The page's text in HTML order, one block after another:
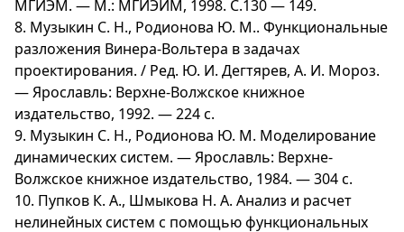
МГИЭМ. — М.: МГИЭИМ, 1998. С.130 — 149.
8. Музыкин С. Н., Родионова Ю. М.. Функциональные
разложения Винера-Вольтера в задачах
проектирования. / Ред. Ю. И. Дегтярев, А. И. Мороз.
— Ярославль: Верхне-Волжское книжное
издательство, 1992. — 224 с.
9. Музыкин С. Н., Родионова Ю. М. Моделирование
динамических систем. — Ярославль: Верхне-
Волжское книжное издательство, 1984. — 304 с.
10. Пупков К. А., Шмыкова Н. А. Анализ и расчет
нелинейных систем с помощью функциональных